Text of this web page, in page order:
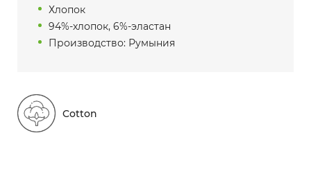
Хлопок
94%-хлопок, 6%-эластан
Производство: Румыния
Cotton